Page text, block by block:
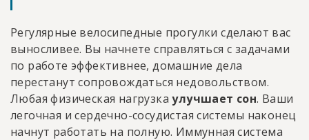
Регулярные велосипедные прогулки сделают вас
выносливее. Вы начнете справляться с задачами
по работе эффективнее, домашние дела
перестанут сопровождаться недовольством.
Любая физическая нагрузкаулучшает сон. Ваши
легочная и сердечно-сосудистая системы наконец
начнут работать на полную. Иммунная система